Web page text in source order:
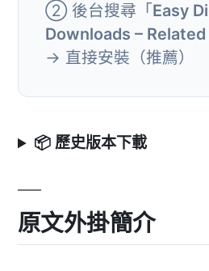
② 後台搜尋「Easy
Downloads –
→ 直接安裝（推薦）
📦 歷史版本下載
原文外掛簡介